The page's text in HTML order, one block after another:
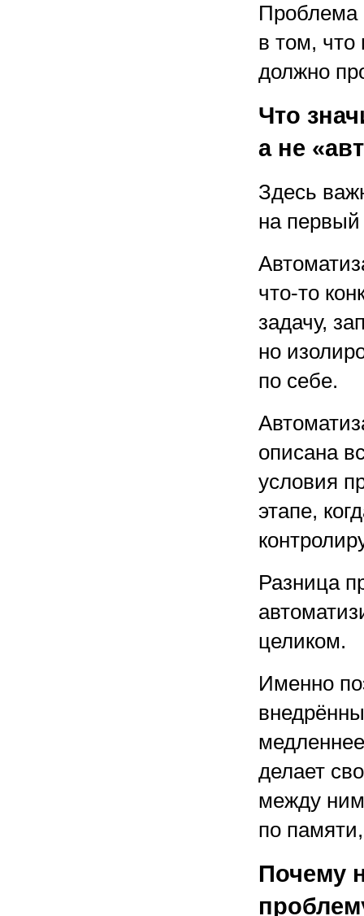
Проблема
в том, что
должно
Что
а не
Здесь
на первый
что-то
задачу,
но
по себе.
описана
условия
этапе,
Разница
целиком.
Именно
делает
между
по
Почему